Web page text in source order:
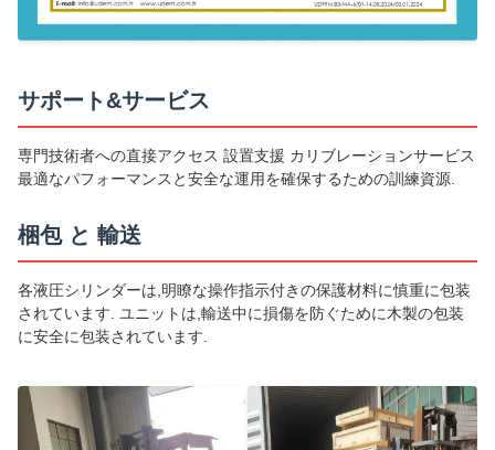
サポート&サービス
専門技術者への直接アクセス 設置支援 カリブレーションサービス
最適なパフォーマンスと安全な運用を確保するための訓練資源.
梱包 と 輸送
各液圧シリンダーは,明瞭な操作指示付きの保護材料に慎重に包装
されています. ユニットは,輸送中に損傷を防ぐために木製の包装
に安全に包装されています.